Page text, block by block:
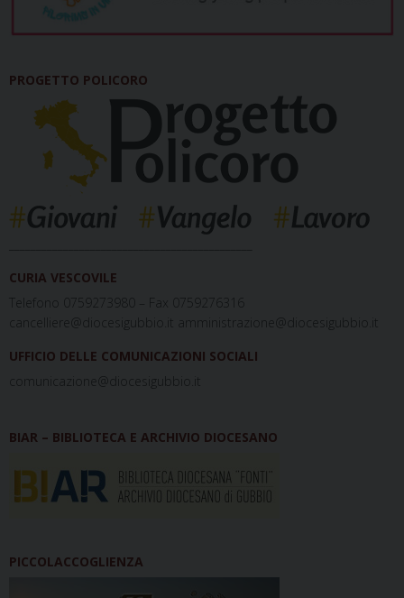
PROGETTO POLICORO
CURIA VESCOVILE
Telefono 0759273980 – Fax 0759276316
cancelliere@diocesigubbio.it amministrazione@diocesigubbio.it
UFFICIO DELLE COMUNICAZIONI SOCIALI
comunicazione@diocesigubbio.it
BIAR – BIBLIOTECA E ARCHIVIO DIOCESANO
PICCOLACCOGLIENZA